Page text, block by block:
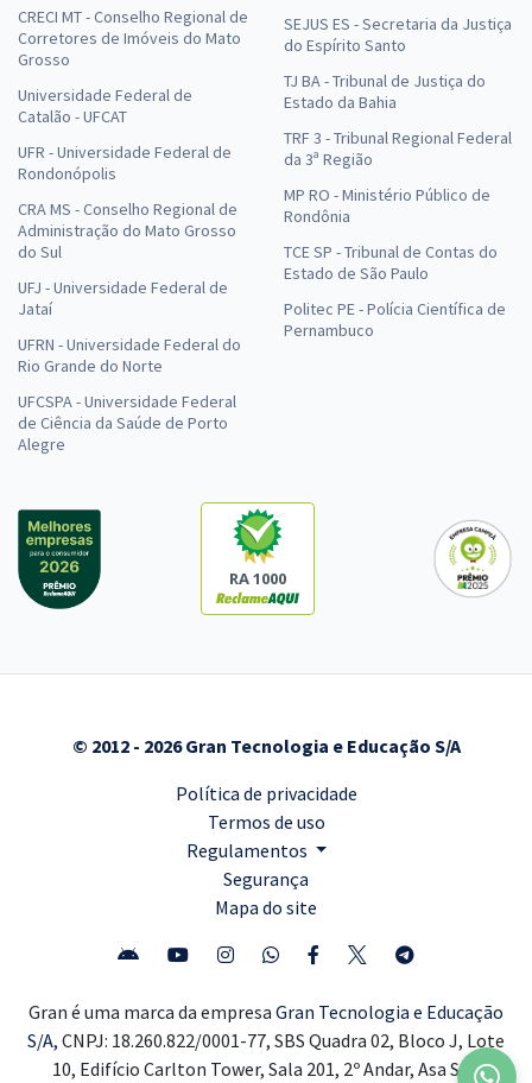
CRECI MT - Conselho Regional de
Corretores de Imóveis do Mato
Grosso
Universidade Federal de
Catalão - UFCAT
UFR - Universidade Federal de
Rondonópolis
CRA MS - Conselho Regional de
Administração do Mato Grosso
do Sul
UFJ - Universidade Federal de
Jataí
UFRN - Universidade Federal do
Rio Grande do Norte
UFCSPA - Universidade Federal
de Ciência da Saúde de Porto
Alegre
SEJUS ES - Secretaria da Justiça
do Espírito Santo
TJ BA - Tribunal de Justiça do
Estado da Bahia
TRF 3 - Tribunal Regional Federal
da 3ª Região
MP RO - Ministério Público de
Rondônia
TCE SP - Tribunal de Contas do
Estado de São Paulo
Politec PE - Polícia Científica de
Pernambuco
RA 1000
© 2012 - 2026 Gran Tecnologia e Educação S/A
Política de privacidade
Termos de uso
Regulamentos
Segurança
Mapa do site
Gran é uma marca da empresa Gran Tecnologia e Educação
S/A, CNPJ: 18.260.822/0001-77, SBS Quadra 02, Bloco J, Lote
10, Edifício Carlton Tower, Sala 201, 2º Andar, Asa Sul,